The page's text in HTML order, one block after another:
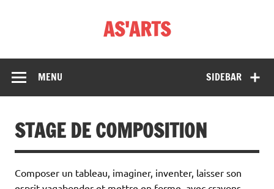
AS'ARTS
SIDEBAR
MENU
STAGE DE COMPOSITION
Composer un tableau, imaginer, inventer, laisser son